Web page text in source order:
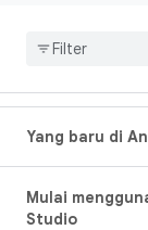
Yang baru di
Mulai
Studio